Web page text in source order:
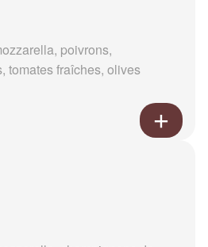
poivrons,
tomates fraîches, olives